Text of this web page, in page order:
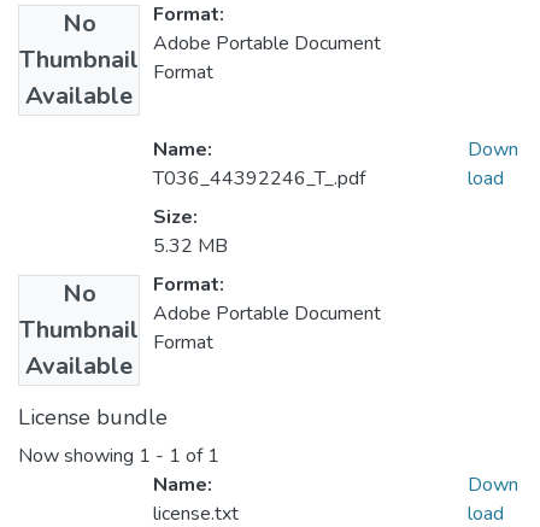
No
Thumbnail
Available
Format:
Adobe Portable Document
Format
No
Thumbnail
Available
Name:
T036_44392246_T_.pdf
Size:
5.32 MB
Format:
Adobe Portable Document
Format
Down
load
License bundle
Now showing 1 - 1 of 1
Name:
license.txt
Down
load